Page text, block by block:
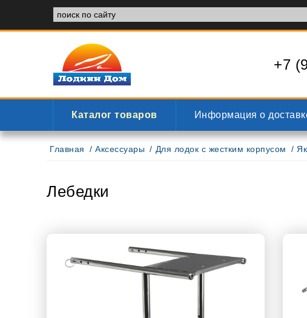
+7
Каталог товаров Информация о
Главная Аксессуары Для лодок с жестким корпусом
Лебедки